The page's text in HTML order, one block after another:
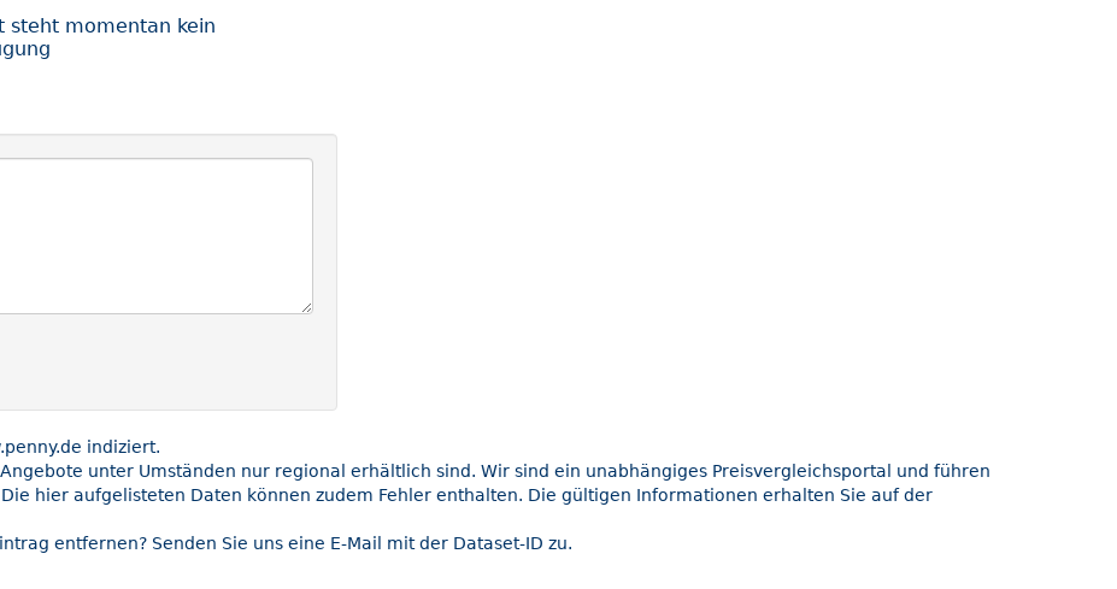
steht momentan kein
indiziert.
unter Umständen nur regional erhältlich sind. Wir sind ein unabhängiges Preisvergleichsportal und führen
hier aufgelisteten Daten können zudem Fehler enthalten. Die gültigen Informationen erhalten Sie auf der
entfernen? Senden Sie uns eine E-Mail mit der Dataset-ID zu.